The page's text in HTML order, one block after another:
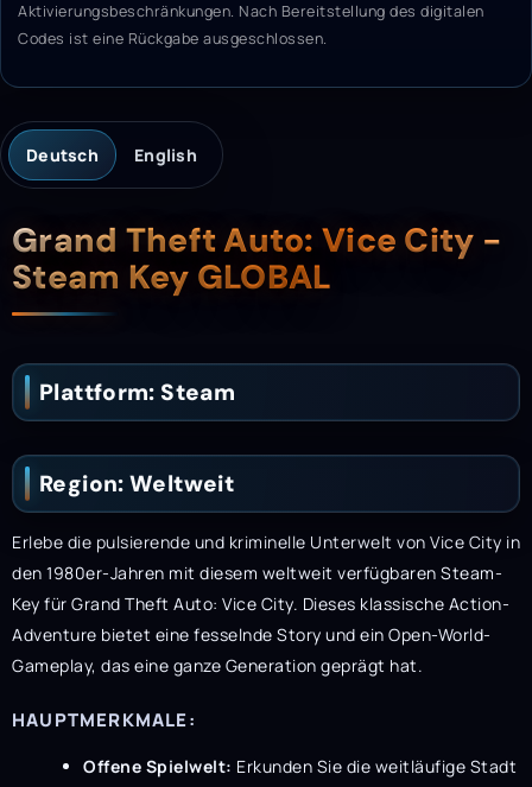
Aktivierungsbeschränkungen. Nach Bereitstellung des digitalen
Codes ist eine Rückgabe ausgeschlossen.
Deutsch English
Beschreibung
Grand Theft Auto: Vice City -
Steam Key GLOBAL
Plattform: Steam
Region: Weltweit
Erlebe die pulsierende und kriminelle Unterwelt von Vice City in
den 1980er-Jahren mit diesem weltweit verfügbaren Steam-
Key für Grand Theft Auto: Vice City. Dieses klassische Action-
Adventure bietet eine fesselnde Story und ein Open-World-
Gameplay, das eine ganze Generation geprägt hat.
HAUPTMERKMALE:
Offene Spielwelt: Erkunden Sie die weitläufige Stadt